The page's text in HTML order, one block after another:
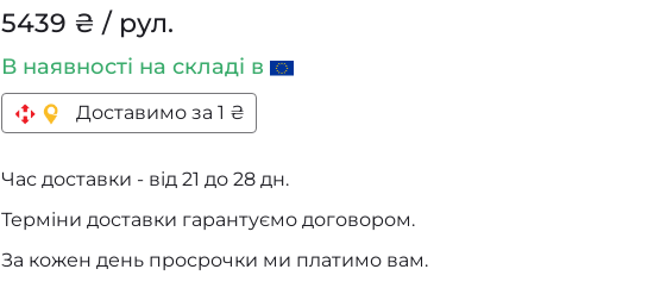
5439 ₴ / рул.
В наявності на складі в
Доставимо за 1 ₴
Час доставки - від 21 до 28 дн.
Терміни доставки гарантуємо договором.
За кожен день просрочки ми платимо вам.